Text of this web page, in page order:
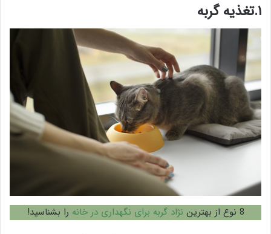
۱.تغذیه گربه
8 نوع از بهترین نژاد گربه برای نگهداری در خانه را بشناسید!